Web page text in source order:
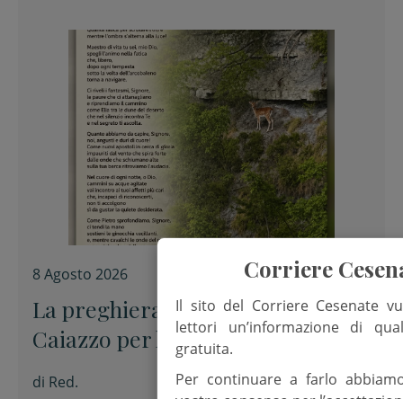
8 Agosto 2026
La preghiera dell’arcivescovo
Caiazzo per la XIX domenica del
Tempo ordinario
di Red.
Corriere
Il sito del Corriere Cesenate
lettori un’informazione di
gratuita.
Per continuare a farlo